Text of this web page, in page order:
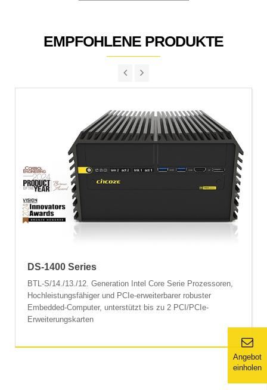
Angebot
einholen
EMPFOHLENE PRODUKTE
DS-1400 Series
BTL-S/14./13./12. Generation Intel Core Serie Prozessoren,
Hochleistungsfähiger und PCIe-erweiterbarer robuster
Embedded-Computer, unterstützt bis zu 2 PCI/PCIe-
Erweiterungskarten